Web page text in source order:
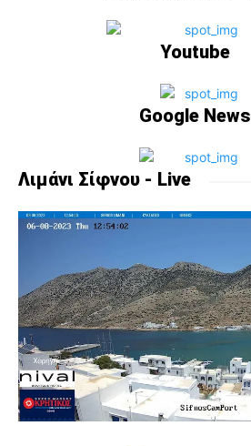
Youtube
Google News
Λιμάνι Σίφνου - Live